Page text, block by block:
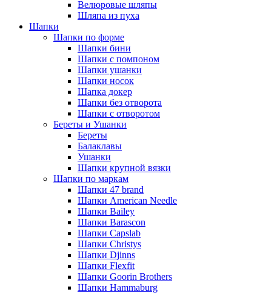
Велюровые шляпы
Шляпа из пуха
Шапки
Шапки по форме
Шапки бини
Шапки с помпоном
Шапки ушанки
Шапки носок
Шапка докер
Шапки без отворота
Шапки с отворотом
Береты и Ушанки
Береты
Балаклавы
Ушанки
Шапки крупной вязки
Шапки по маркам
Шапки 47 brand
Шапки American Needle
Шапки Bailey
Шапки Barascon
Шапки Capslab
Шапки Christys
Шапки Djinns
Шапки Flexfit
Шапки Goorin Brothers
Шапки Hammaburg